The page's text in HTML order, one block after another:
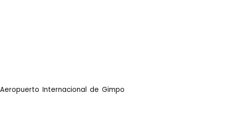
Internacional de Gimpo